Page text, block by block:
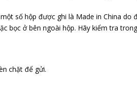
số hộp được ghi là Made in China do
bọc ở bên ngoài hộp. Hãy kiểm tra
chặt để gửi.